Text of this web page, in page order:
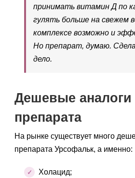
принимать витамин Д по
гулять больше на свежем
комплексе возможно и
Но препарат, думаю.
дело.
Дешевые аналоги
препарата
На рынке существует много
препарата Урсофальк, а именно:
Холацид;